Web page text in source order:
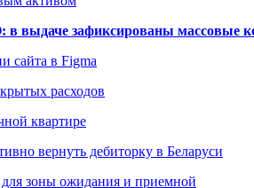
в выдаче зафиксированы массовые
сайта в Figma
расходов
квартире
вернуть дебиторку в Беларуси
зоны ожидания и приемной